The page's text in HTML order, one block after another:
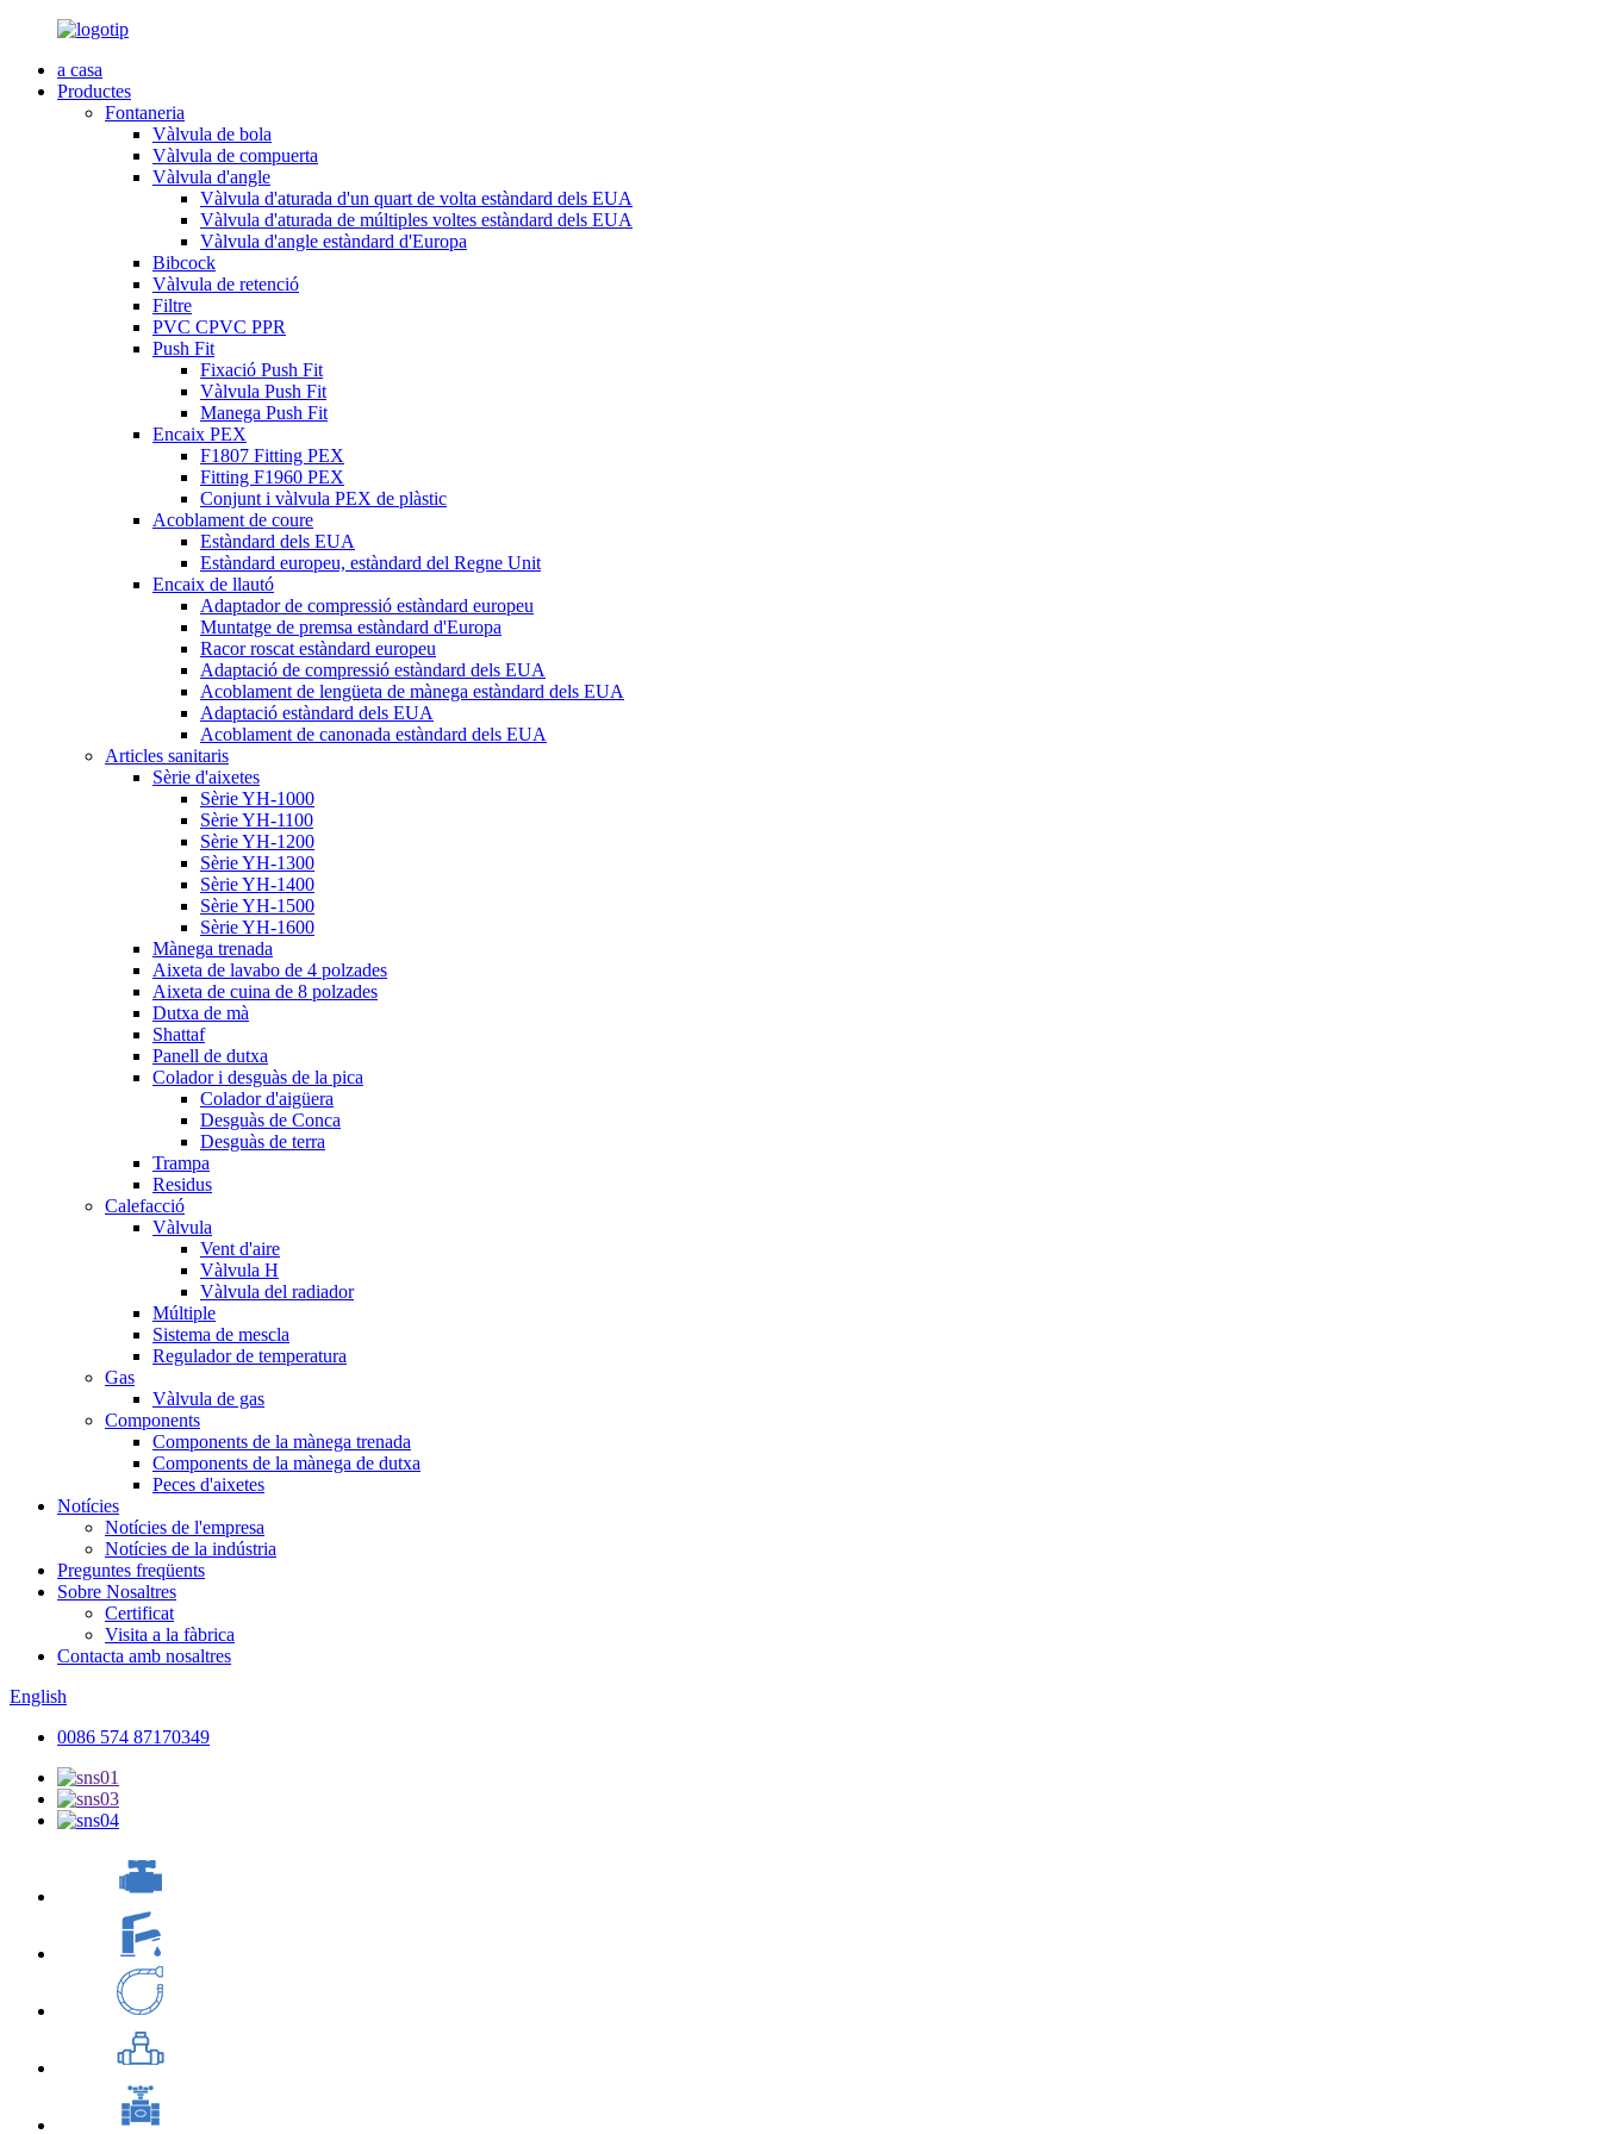
a casa
Productes
Fontaneria
Vàlvula de bola
Vàlvula de compuerta
Vàlvula d'angle
Vàlvula d'aturada d'un quart de volta estàndard dels EUA
Vàlvula d'aturada de múltiples voltes estàndard dels EUA
Vàlvula d'angle estàndard d'Europa
Bibcock
Vàlvula de retenció
Filtre
PVC CPVC PPR
Push Fit
Fixació Push Fit
Vàlvula Push Fit
Manega Push Fit
Encaix PEX
F1807 Fitting PEX
Fitting F1960 PEX
Conjunt i vàlvula PEX de plàstic
Acoblament de coure
Estàndard dels EUA
Estàndard europeu, estàndard del Regne Unit
Encaix de llautó
Adaptador de compressió estàndard europeu
Muntatge de premsa estàndard d'Europa
Racor roscat estàndard europeu
Adaptació de compressió estàndard dels EUA
Acoblament de lengüeta de mànega estàndard dels EUA
Adaptació estàndard dels EUA
Acoblament de canonada estàndard dels EUA
Articles sanitaris
Sèrie d'aixetes
Sèrie YH-1000
Sèrie YH-1100
Sèrie YH-1200
Sèrie YH-1300
Sèrie YH-1400
Sèrie YH-1500
Sèrie YH-1600
Mànega trenada
Aixeta de lavabo de 4 polzades
Aixeta de cuina de 8 polzades
Dutxa de mà
Shattaf
Panell de dutxa
Colador i desguàs de la pica
Colador d'aigüera
Desguàs de Conca
Desguàs de terra
Trampa
Residus
Calefacció
Vàlvula
Vent d'aire
Vàlvula H
Vàlvula del radiador
Múltiple
Sistema de mescla
Regulador de temperatura
Gas
Vàlvula de gas
Components
Components de la mànega trenada
Components de la mànega de dutxa
Peces d'aixetes
Notícies
Notícies de l'empresa
Notícies de la indústria
Preguntes freqüents
Sobre Nosaltres
Certificat
Visita a la fàbrica
Contacta amb nosaltres
English
0086 574 87170349